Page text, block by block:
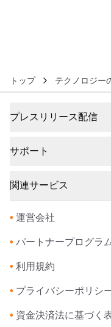
トップ テクノロジー
プレスリリース配信
サポート
関連サービス
• 運営会社
• パートナープログラ
• 利用規約
• プライバシーポリシ
• 資金決済法に基づく